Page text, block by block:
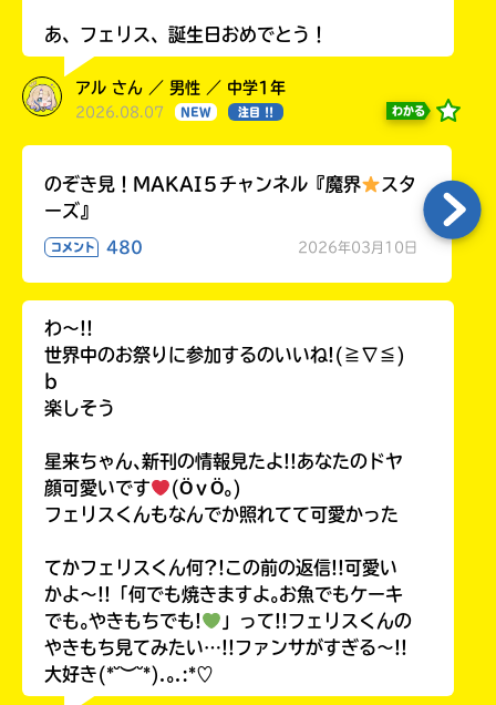
あ、フェリス、誕生日おめでとう！
アル さん ／ 男性 ／ 中学1年
2026.08.07 NEW 注目 !! わかる
のぞき見！MAKAI５チャンネル『魔界
スタ
ーズ』
コメント 480 2026年03月10日
わ〜!!
世界中のお祭りに参加するのいいね!(≧∇≦)
b
楽しそう
星来ちゃん､新刊の情報見たよ!!あなたのドヤ
顔可愛いです
(ӦｖӦ｡)
フェリスくんもなんでか照れてて可愛かった
てかフェリスくん何?!この前の返信!!可愛い
かよ〜!!「何でも焼きますよ｡お魚でもケーキ
でも｡やきもちでも!
」って!!フェリスくんの
やきもち見てみたい…!!ファンサがすぎる〜!!
大好き(*˘︶˘*).｡.:*♡